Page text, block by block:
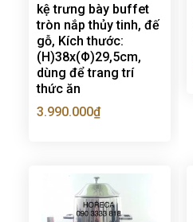
kệ trưng bày buffet
tròn nắp thủy tinh, đế
gỗ, Kích thước:
(H)38x(Φ)29,5cm,
dùng để trang trí
thức ăn
3.990.000₫